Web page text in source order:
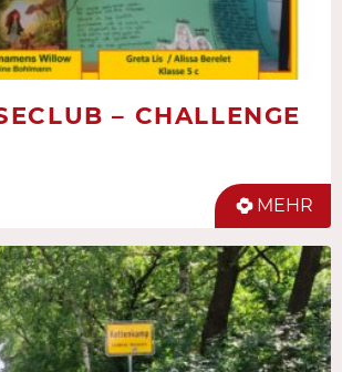
– CHALLENGE
MEHR